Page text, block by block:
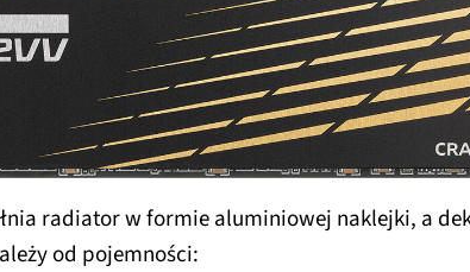
radiator w formie aluminiowej naklejki, a
od pojemności: